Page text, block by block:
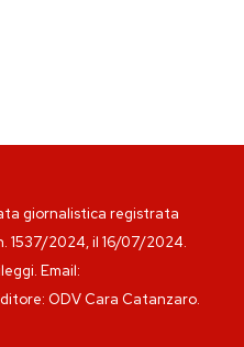
giornalistica registrata
1537/2024, il 16/07/2024.
Email:
ODV Cara Catanzaro.